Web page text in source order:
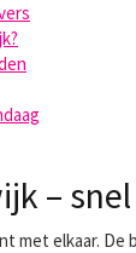
–
met elkaar.